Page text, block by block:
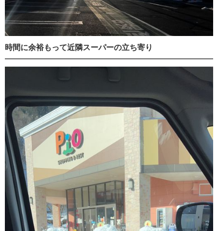
時間に余裕もって近隣スーパーの立ち寄り